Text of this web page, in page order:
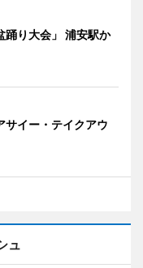
踊り大会」 浦安駅か
サイー・テイクアウ
ュ